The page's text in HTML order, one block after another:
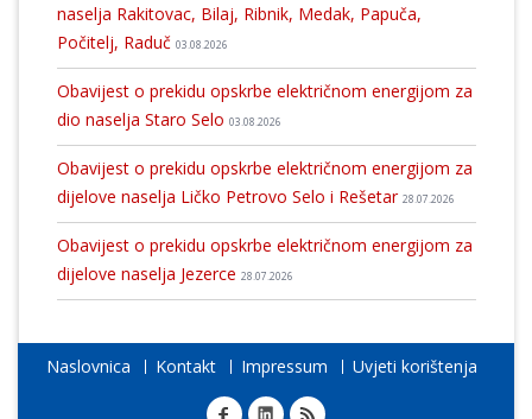
naselja Rakitovac, Bilaj, Ribnik, Medak, Papuča,
Počitelj, Raduč 03.08.2026
Obavijest o prekidu opskrbe električnom energijom za
dio naselja Staro Selo 03.08.2026
Obavijest o prekidu opskrbe električnom energijom za
dijelove naselja Ličko Petrovo Selo i Rešetar 28.07.2026
Obavijest o prekidu opskrbe električnom energijom za
dijelove naselja Jezerce 28.07.2026
Naslovnica Kontakt Impressum Uvjeti korištenja